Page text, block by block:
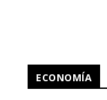
ECONOMÍA